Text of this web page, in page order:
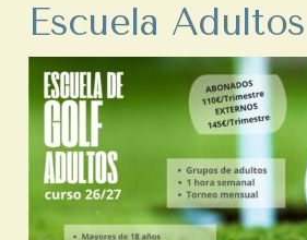
Escuela Adultos